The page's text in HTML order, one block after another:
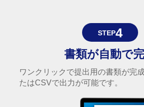
STEP4
書類が自動で
ワンクリックで提出用の書類が完
たはCSVで出力が可能です。